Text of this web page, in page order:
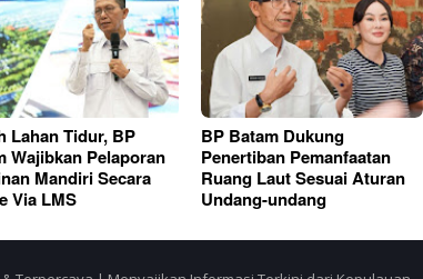
Lahan Tidur, BP
Wajibkan Pelaporan
Mandiri Secara
Via LMS
BP Batam Dukung
Penertiban Pemanfaatan
Ruang Laut Sesuai Aturan
Undang-undang